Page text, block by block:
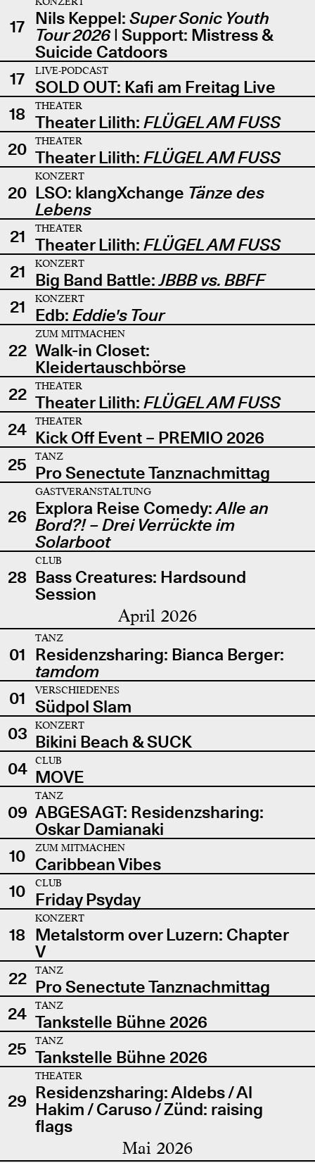
17 Nils Keppel: Super Sonic Youth
Tour 2026| Support: Mistress &
Suicide Catdoors
17
LIVE-PODCAST
SOLD OUT: Kafi am Freitag Live
18
THEATER
Theater Lilith: FLÜGEL AM FUSS
20
THEATER
Theater Lilith: FLÜGEL AM FUSS
20
KONZERT
LSO: klangXchange Tänze des
Lebens
21
THEATER
Theater Lilith: FLÜGEL AM FUSS
21
KONZERT
Big Band Battle:JBBB vs. BBFF
21
KONZERT
Edb: Eddie's Tour
22
ZUM MITMACHEN
Walk-in Closet:
Kleidertauschbörse
22
THEATER
Theater Lilith: FLÜGEL AM FUSS
24
THEATER
Kick Off Event – PREMIO 2026
25
TANZ
Pro Senectute Tanznachmittag
26
GASTVERANSTALTUNG
Explora Reise Comedy:Alle an
Bord?! – Drei Verrückte im
Solarboot
28
CLUB
Bass Creatures: Hardsound
Session
April 2026
01
TANZ
Residenzsharing: Bianca Berger:
tamdom
01
VERSCHIEDENES
Südpol Slam
03
KONZERT
Bikini Beach & SUCK
04
CLUB
MOVE
09
TANZ
ABGESAGT: Residenzsharing:
Oskar Damianaki
10
ZUM MITMACHEN
Caribbean Vibes
10
CLUB
Friday Psyday
18
KONZERT
Metalstorm over Luzern: Chapter
V
22
TANZ
Pro Senectute Tanznachmittag
24
TANZ
Tankstelle Bühne 2026
25
TANZ
Tankstelle Bühne 2026
29
THEATER
Residenzsharing: Aldebs / Al
Hakim / Caruso / Zünd: raising
flags
Mai 2026